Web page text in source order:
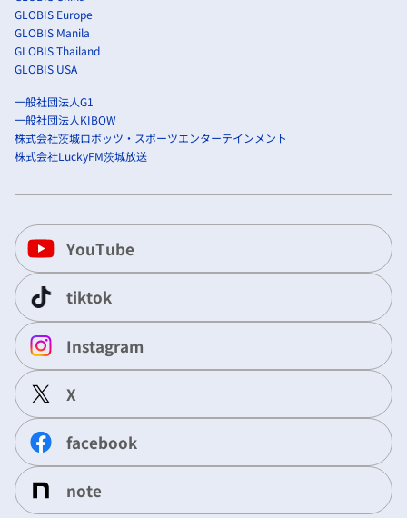
GLOBIS Europe
GLOBIS Manila
GLOBIS Thailand
GLOBIS USA
一般社団法人G1
一般社団法人KIBOW
株式会社茨城ロボッツ・スポーツエンターテインメント
株式会社LuckyFM茨城放送
YouTube
tiktok
Instagram
X
facebook
note